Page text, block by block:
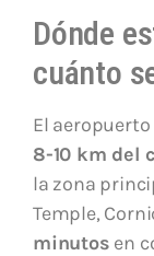
Dónde
cuánto
El
8-10 km del
la zona
Temple,
minutos en